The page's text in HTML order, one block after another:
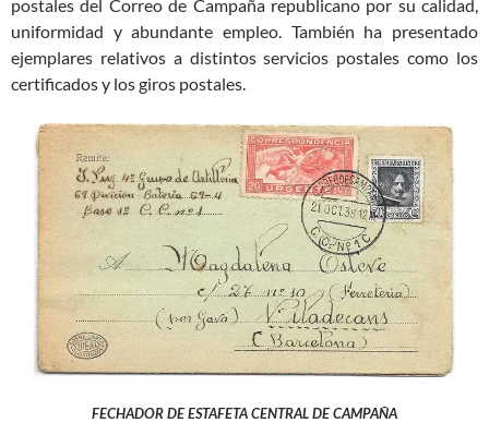
postales del Correo de Campaña republicano por su calidad,
uniformidad y abundante empleo. También ha presentado
ejemplares relativos a distintos servicios postales como los
certificados y los giros postales.
FECHADOR DE ESTAFETA CENTRAL DE CAMPAÑA